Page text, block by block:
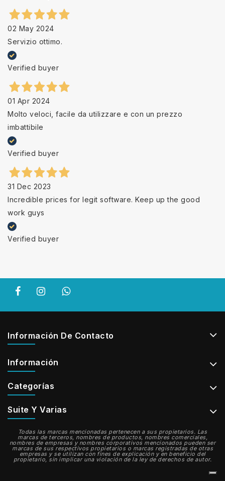
02 May 2024
Servizio ottimo.
Verified buyer
01 Apr 2024
Molto veloci, facile da utilizzare e con un prezzo
imbattibile
Verified buyer
31 Dec 2023
Incredible prices for legit software. Keep up the good
work guys
Verified buyer
Información De Contacto
Información
Categorías
Suite Y Varias
Todas las marcas mencionadas pertenecen a sus propietarios. Las
marcas de terceros, nombres de productos, nombres comerciales,
nombres de empresas y nombres corporativos mencionados pueden ser
marcas de sus respectivos propietarios o marcas registradas de otras
empresas y se utilizan con fines de explicación y en beneficio del
propietario, sin implicar una violación de la ley de derechos de autor.